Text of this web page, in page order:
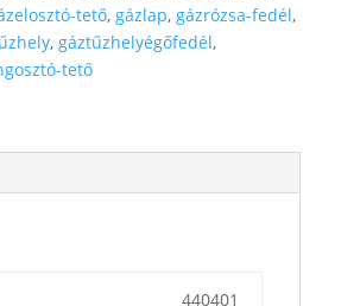
tető,gázlap,gázrózsa-fedél,
,gáztűzhelyégőfedél,
tető
440401